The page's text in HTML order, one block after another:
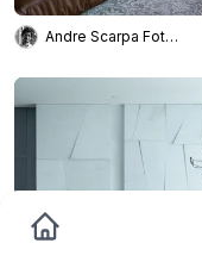
Andre Scarpa Fotografia